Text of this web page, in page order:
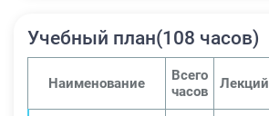
Учебный план(108 часов)
Наименование
Всего
часов
Лекций